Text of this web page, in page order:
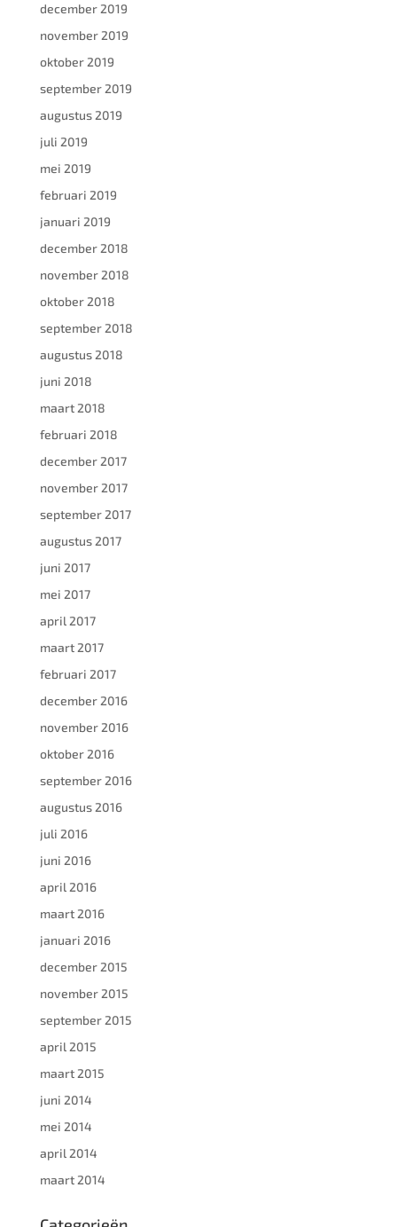
december 2019
november 2019
oktober 2019
september 2019
augustus 2019
juli 2019
mei 2019
februari 2019
januari 2019
december 2018
november 2018
oktober 2018
september 2018
augustus 2018
juni 2018
maart 2018
februari 2018
december 2017
november 2017
september 2017
augustus 2017
juni 2017
mei 2017
april 2017
maart 2017
februari 2017
december 2016
november 2016
oktober 2016
september 2016
augustus 2016
juli 2016
juni 2016
april 2016
maart 2016
januari 2016
december 2015
november 2015
september 2015
april 2015
maart 2015
juni 2014
mei 2014
april 2014
maart 2014